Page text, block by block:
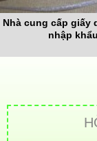
Nhà cung cấp giấy
nhập khẩu